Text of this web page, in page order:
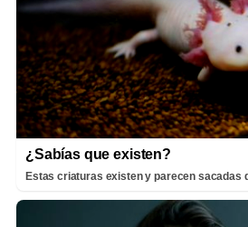
¿Sabías que existen?
Estas criaturas existen y parecen sacadas